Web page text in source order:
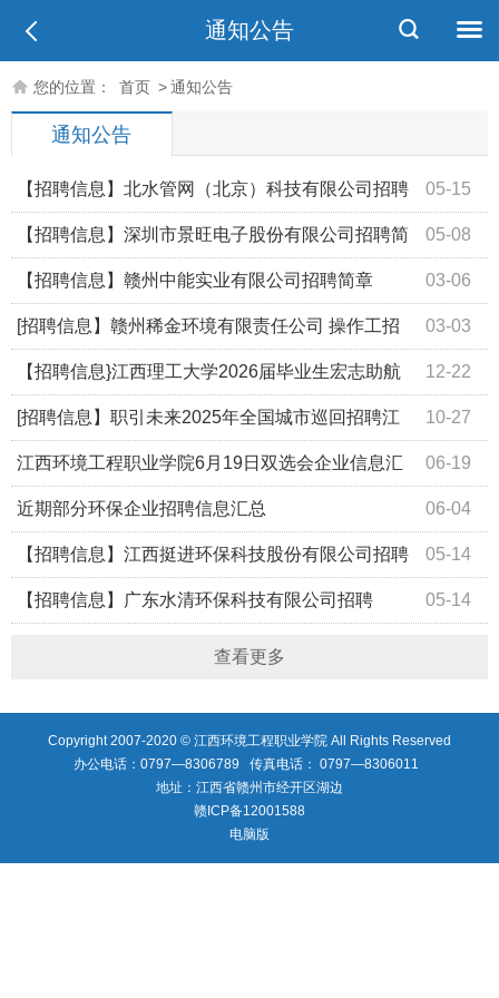
通知公告
您的位置： 首页 >通知公告
通知公告
05-15
【招聘信息】北水管网（北京）科技有限公司招聘
05-08
【招聘信息】深圳市景旺电子股份有限公司招聘简
章 03-06
【招聘信息】赣州中能实业有限公司招聘简章
03-03
[招聘信息】赣州稀金环境有限责任公司 操作工招
聘 12-22
【招聘信息}江西理工大学2026届毕业生宏志助航
研后专场招聘会岗位信息汇编 10-27
[招聘信息】职引未来2025年全国城市巡回招聘江
西站招聘会企业汇总表（江西理工大学） 06-19
江西环境工程职业学院6月19日双选会企业信息汇
总 06-04
近期部分环保企业招聘信息汇总
05-14
【招聘信息】江西挺进环保科技股份有限公司招聘
05-14
【招聘信息】广东水清环保科技有限公司招聘
查看更多
Copyright 2007-2020 © 江西环境工程职业学院 All Rights Reserved
办公电话：0797—8306789 传真电话： 0797—8306011
地址：江西省赣州市经开区湖边
赣ICP备12001588
电脑版